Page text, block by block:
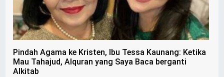
Pindah Agama ke Kristen, Ibu Tessa Kaunang: Ketika
Mau Tahajud, Alquran yang Saya Baca berganti
Alkitab